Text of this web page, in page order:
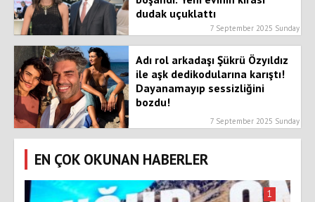
dudak uçuklattı
7 September 2025 Sunday
Adı rol arkadaşı Şükrü Özyıldız
ile aşk dedikodularına karıştı!
Dayanamayıp sessizliğini
bozdu!
7 September 2025 Sunday
EN ÇOK OKUNAN HABERLER
1